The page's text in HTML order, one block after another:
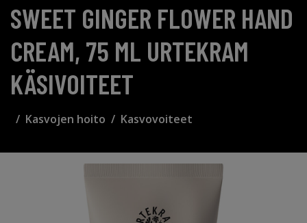
SWEET GINGER FLOWER HAND
CREAM, 75 ML URTEKRAM
KÄSIVOITEET
Kasvojen hoito Kasvovoiteet